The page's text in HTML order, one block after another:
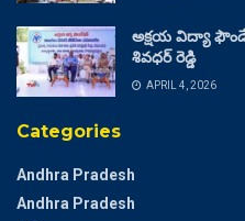
అక్షయ విద్యా
శివధర్ రెడ్డి
APRIL 4, 2026
Categories
Andhra Pradesh
Andhra Pradesh